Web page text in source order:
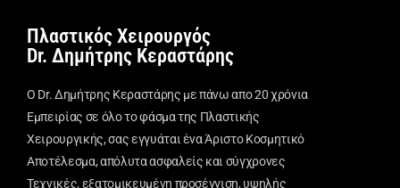
Πλαστικός Χειρουργός
Dr. Δημήτρης Κεραστάρης
Ο Dr. Δημήτρης Κεραστάρης με πάνω απο 20 χρόνια
Εμπειρίας σε όλο το φάσμα της Πλαστικής
Χειρουργικής, σας εγγυάται ένα Άριστο Κοσμητικό
Αποτέλεσμα, απόλυτα ασφαλείς και σύγχρονες
Τεχνικές, εξατομικευμένη προσέγγιση, υψηλής